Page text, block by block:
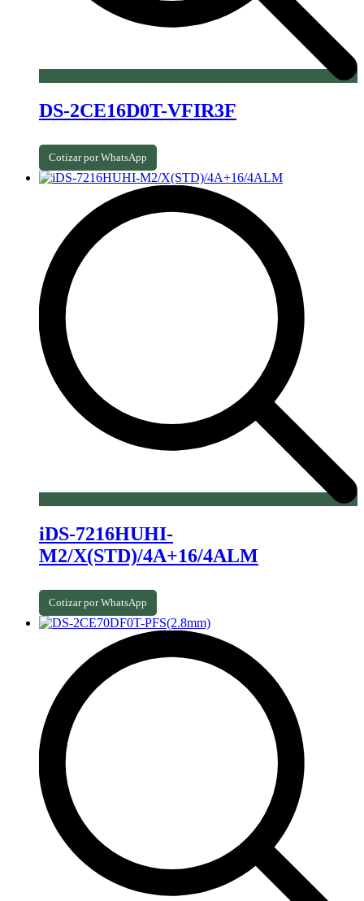
DS-2CE16D0T-VFIR3F
Cotizar por WhatsApp
iDS-7216HUHI-
M2/X(STD)/4A+16/4ALM
Cotizar por WhatsApp